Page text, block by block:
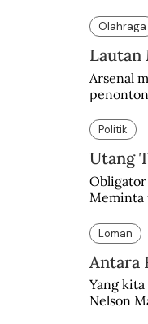
Olahraga
Lautan
Arsenal
silam.
Politik
Utang
Meminta
Loman
Antara
Yang
Nelson